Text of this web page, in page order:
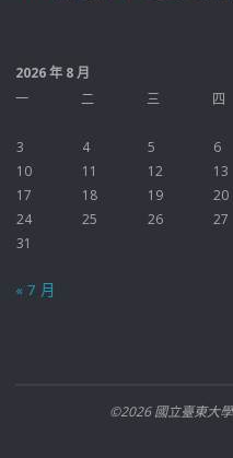
2026 年 8 月
一
二 三 四
3
4 5 6
10
11 12 13
17
18 19 20
24
25 26 27
31
« 7 月
©2026 國立臺東大